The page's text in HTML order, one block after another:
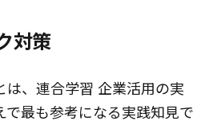
対策
は、連合学習 企業活用の実
で最も参考になる実践知見で